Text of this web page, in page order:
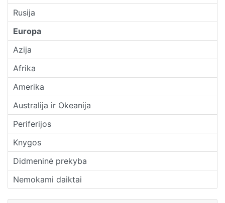
Rusija
Europa
Azija
Afrika
Amerika
Australija ir Okeanija
Periferijos
Knygos
Didmeninė prekyba
Nemokami daiktai